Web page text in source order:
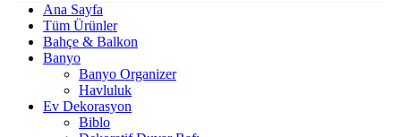
Ana Sayfa
Tüm Ürünler
Bahçe & Balkon
Banyo
Banyo Organizer
Havluluk
Ev Dekorasyon
Biblo